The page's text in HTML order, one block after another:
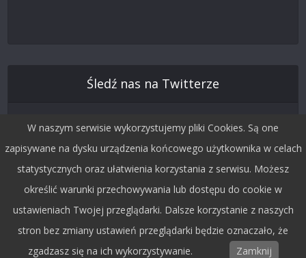
Śledź nas na Twitterze
Copyright © 2015 by Dobra Fala.
W naszym serwisie wykorzystujemy pliki Cookies. Są one
zapisywane na dysku urządzenia końcowego użytkownika w celach
statystycznych oraz ułatwienia korzystania z serwisu. Możesz
określić warunki przechowywania lub dostępu do cookie w
ustawieniach Twojej przeglądarki. Dalsze korzystanie z naszych
stron bez zmiany ustawień przeglądarki będzie oznaczało, że
zgadzasz się na ich wykorzystywanie.
Zamknij